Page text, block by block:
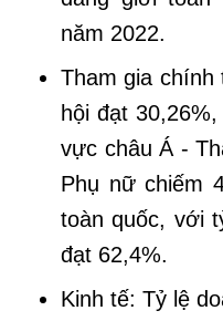
năm 2022.
Tham gia chính
hội đạt
vực châu Á -
Phụ nữ chiếm
toàn quốc, với
đạt 62,4%.
Kinh tế: Tỷ lệ